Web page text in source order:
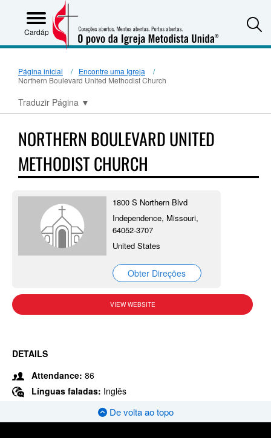
Cardápio
Página inicial
Encontre uma Igreja
Northern Boulevard United Methodist Church
Traduzir Página ▼
NORTHERN BOULEVARD UNITED
METHODIST CHURCH
1800 S Northern Blvd
Independence, Missouri,
64052-3707
United States
Obter Direções
VIEW WEBSITE
DETAILS
Attendance: 86
Línguas faladas: Inglês
De volta ao topo